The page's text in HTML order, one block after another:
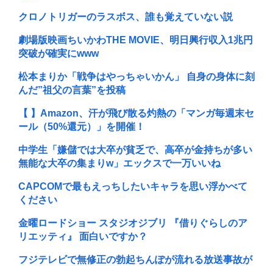
クロノトリガーのラスボス、誰も覚えていない説
劇場版映画ちいかわTHE MOVIE、明日興行収入1兆円
突破が確実にwww
松本まりか「戦争はやっちゃいかん」 自身の身体に刻
んだ”祖父の言葉”を投稿
【 】Amazon、汗が飛び散る灼熱の「マンガ毎週末セ
ール（50%還元）」を開催！
中学生「嫌儲では大卒が貧乏で、高卒が金持ちが多い
無能な大卒の集まりw」エックスで一万いいね
CAPCOMで最もえっちしたいキャラを思い浮かべて
ください
金曜ロードショー スタジオジブリ 『借りぐらしのア
リエッティ』 面白いですか？
フジテレビで無修正の勃起ちんぽが流れる放送事故が